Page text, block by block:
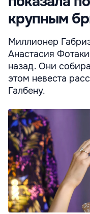
крупным
Миллионер
Анастасия
назад. Они
этом невеста
Галбену.